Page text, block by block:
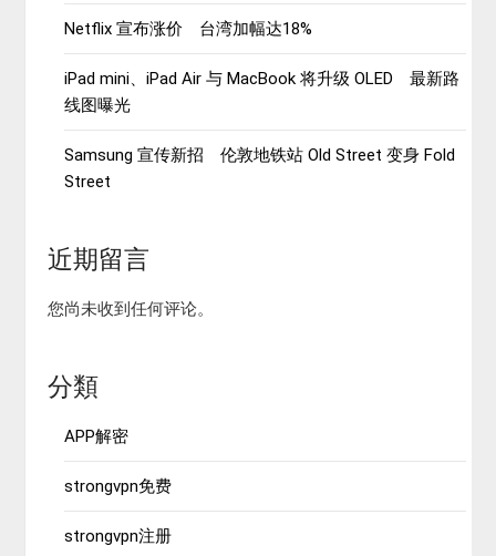
Netflix 宣布涨价 台湾加幅达18%
iPad mini、iPad Air 与 MacBook 将升级 OLED 最新路
线图曝光
Samsung 宣传新招 伦敦地铁站 Old Street 变身 Fold
Street
近期留言
您尚未收到任何评论。
分類
APP解密
strongvpn免费
strongvpn注册